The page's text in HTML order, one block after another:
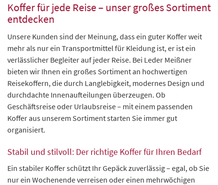
Koffer für jede Reise – unser großes Sortiment
entdecken
Unsere Kunden sind der Meinung, dass ein guter Koffer weit
mehr als nur ein Transportmittel für Kleidung ist, er ist ein
verlässlicher Begleiter auf jeder Reise. Bei Leder Meißner
bieten wir Ihnen ein großes Sortiment an hochwertigen
Reisekoffern, die durch Langlebigkeit, modernes Design und
durchdachte Innenaufteilungen überzeugen. Ob
Geschäftsreise oder Urlaubsreise – mit einem passenden
Koffer aus unserem Sortiment starten Sie immer gut
organisiert.
Stabil und stilvoll: Der richtige Koffer für Ihren Bedarf
Ein stabiler Koffer schützt Ihr Gepäck zuverlässig – egal, ob Sie
nur ein Wochenende verreisen oder einen mehrwöchigen